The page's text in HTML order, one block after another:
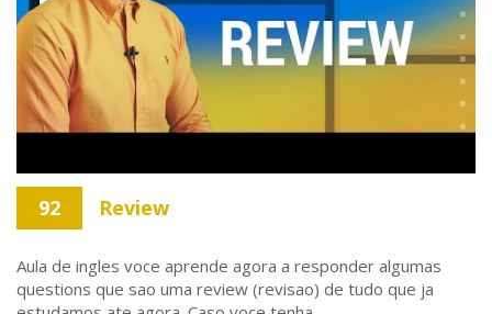
92 Review
Aula de ingles voce aprende agora a responder algumas
questions que sao uma review (revisao) de tudo que ja